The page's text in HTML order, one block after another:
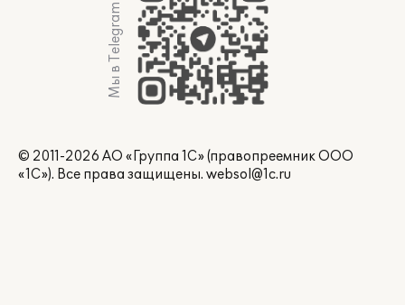
Мы в Telegram
© 2011-2026 АО «Группа 1С» (правопреемник ООО
«1С»). Все права защищены. websol@1c.ru